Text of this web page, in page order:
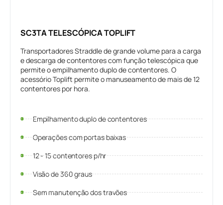
SC3TA TELESCÓPICA TOPLIFT
Transportadores Straddle de grande volume para a carga
e descarga de contentores com função telescópica que
permite o empilhamento duplo de contentores. O
acessório Toplift permite o manuseamento de mais de 12
contentores por hora.
Empilhamento duplo de contentores
Operações com portas baixas
12 - 15 contentores p/hr
Visão de 360 graus
Sem manutenção dos travões